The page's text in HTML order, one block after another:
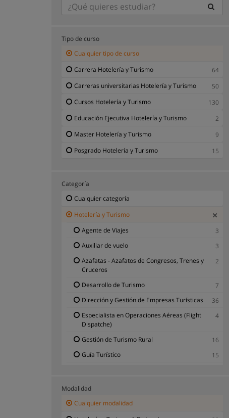
Tipo de curso
Cualquier tipo de curso
Carrera Hotelería y Turismo
64
Carreras universitarias Hotelería y Turismo
50
Cursos Hotelería y Turismo
130
Educación Ejecutiva Hotelería y Turismo
2
Master Hotelería y Turismo
9
Posgrado Hotelería y Turismo
15
Categoría
Cualquier categoría
Hotelería y Turismo
Agente de Viajes
3
Auxiliar de vuelo
3
Azafatas - Azafatos de Congresos, Trenes y
Cruceros
2
Desarrollo de Turismo
7
Dirección y Gestión de Empresas Turísticas
36
Especialista en Operaciones Aéreas (Flight
Dispatche)
4
Gestión de Turismo Rural
16
Guía Turístico
15
Hotelería
Protocolo - Etiqueta
Tripulante de Cabina de Pasajeros
2
Modalidad
Cualquier modalidad